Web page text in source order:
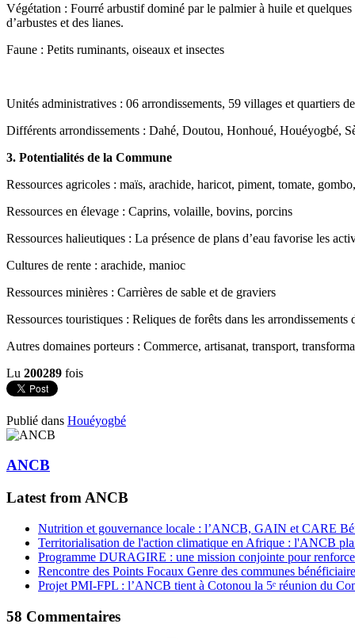
Végétation : Fourré arbustif dominé par le palmier à huile et quelques
d’arbustes et des lianes.
Faune : Petits ruminants, oiseaux et insectes
Unités administratives : 06 arrondissements, 59 villages et quartiers
Différents arrondissements : Dahé, Doutou, Honhoué, Houéyogbé,
3. Potentialités de la Commune
Ressources agricoles : maïs, arachide, haricot, piment, tomate,
Ressources en élevage : Caprins, volaille, bovins, porcins
Ressources halieutiques : La présence de plans d’eau favorise les
Cultures de rente : arachide, manioc
Ressources minières : Carrières de sable et de graviers
Ressources touristiques : Reliques de forêts dans les
Autres domaines porteurs : Commerce, artisanat, transport,
Lu 200289 fois
Publié dans Houéyogbé
ANCB
Latest from ANCB
Nutrition et gouvernance locale : l’ANCB, GAIN et CARE
Territorialisation de l'action climatique en Afrique : l'ANCB
Programme DURAGIRE : une mission conjointe pour
Rencontre des Points Focaux Genre des communes
Projet PMI-FPL : l’ANCB tient à Cotonou la 5ᵉ réunion du
58 Commentaires